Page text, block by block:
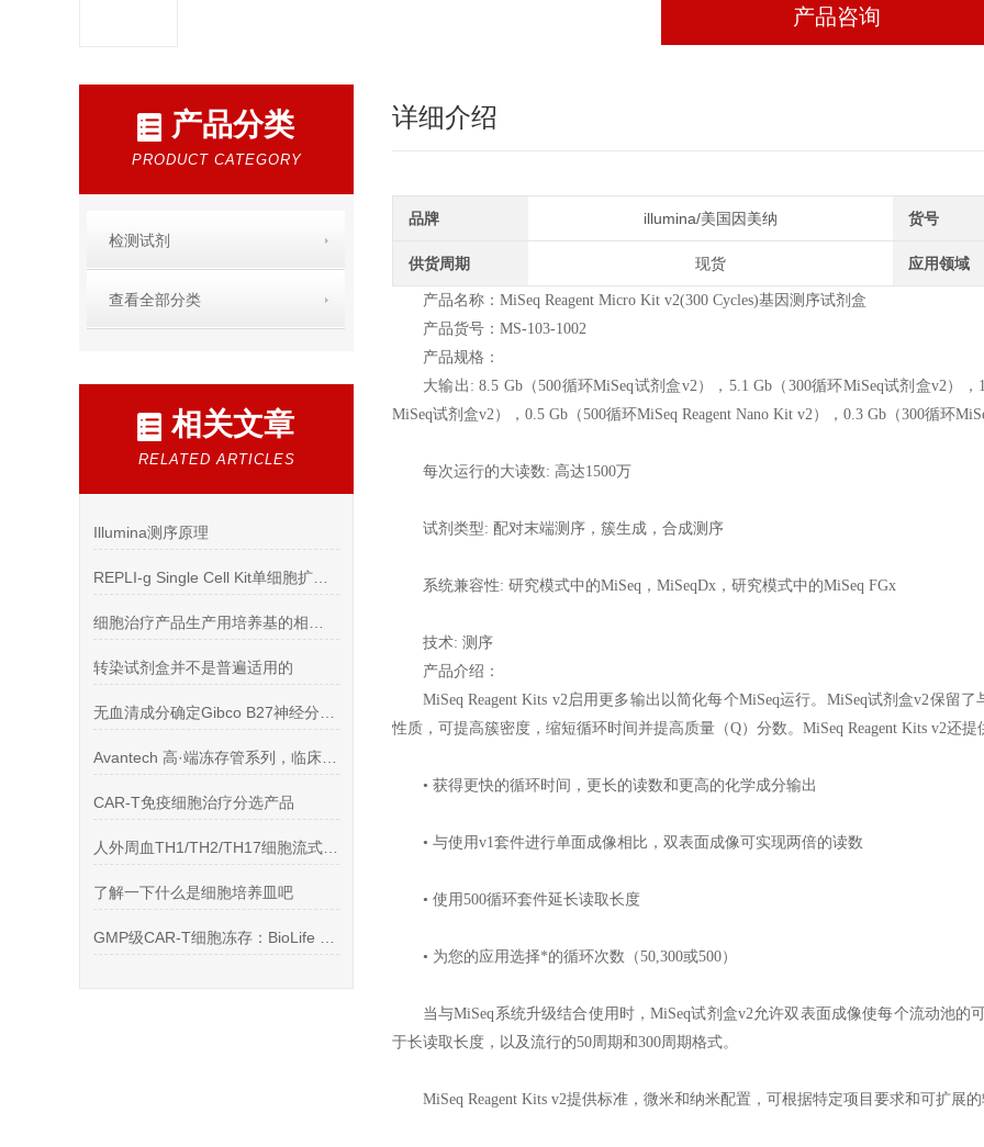
产品咨询
产品分类
PRODUCT CATEGORY
检测试剂
查看全部分类
相关文章
RELATED ARTICLES
Illumina测序原理
转染试剂盒并不是普遍适用的
CAR-T免疫细胞治疗分选产品
了解一下什么是细胞培养皿吧
详细介绍
品牌 illumina/美国因美纳 货号
供货周期 现货 应用领域
产品名称：MiSeq Reagent Micro Kit v2(300 Cycles)基因测序试剂盒
产品货号：MS-103-1002
产品规格：
大输出: 8.5 Gb（500循环MiSeq试剂盒v2），5.1 Gb（300循环MiSeq试剂盒v2）
MiSeq试剂盒v2），0.5 Gb（500循环MiSeq Reagent Nano Kit v2），0.3 Gb（300循环
每次运行的大读数: 高达1500万
试剂类型: 配对末端测序，簇生成，合成测序
系统兼容性: 研究模式中的MiSeq，MiSeqDx，研究模式中的MiSeq FGx
技术: 测序
产品介绍：
MiSeq Reagent Kits v2启用更多输出以简化每个MiSeq运行。MiSeq试剂盒v2保留
性质，可提高簇密度，缩短循环时间并提高质量（Q）分数。MiSeq Reagent Kits v2还
• 获得更快的循环时间，更长的读数和更高的化学成分输出
• 与使用v1套件进行单面成像相比，双表面成像可实现两倍的读数
• 使用500循环套件延长读取长度
• 为您的应用选择*的循环次数（50,300或500）
当与MiSeq系统升级结合使用时，MiSeq试剂盒v2允许双表面成像使每个流动池的
于长读取长度，以及流行的50周期和300周期格式。
MiSeq Reagent Kits v2提供标准，微米和纳米配置，可根据特定项目要求和可扩展的